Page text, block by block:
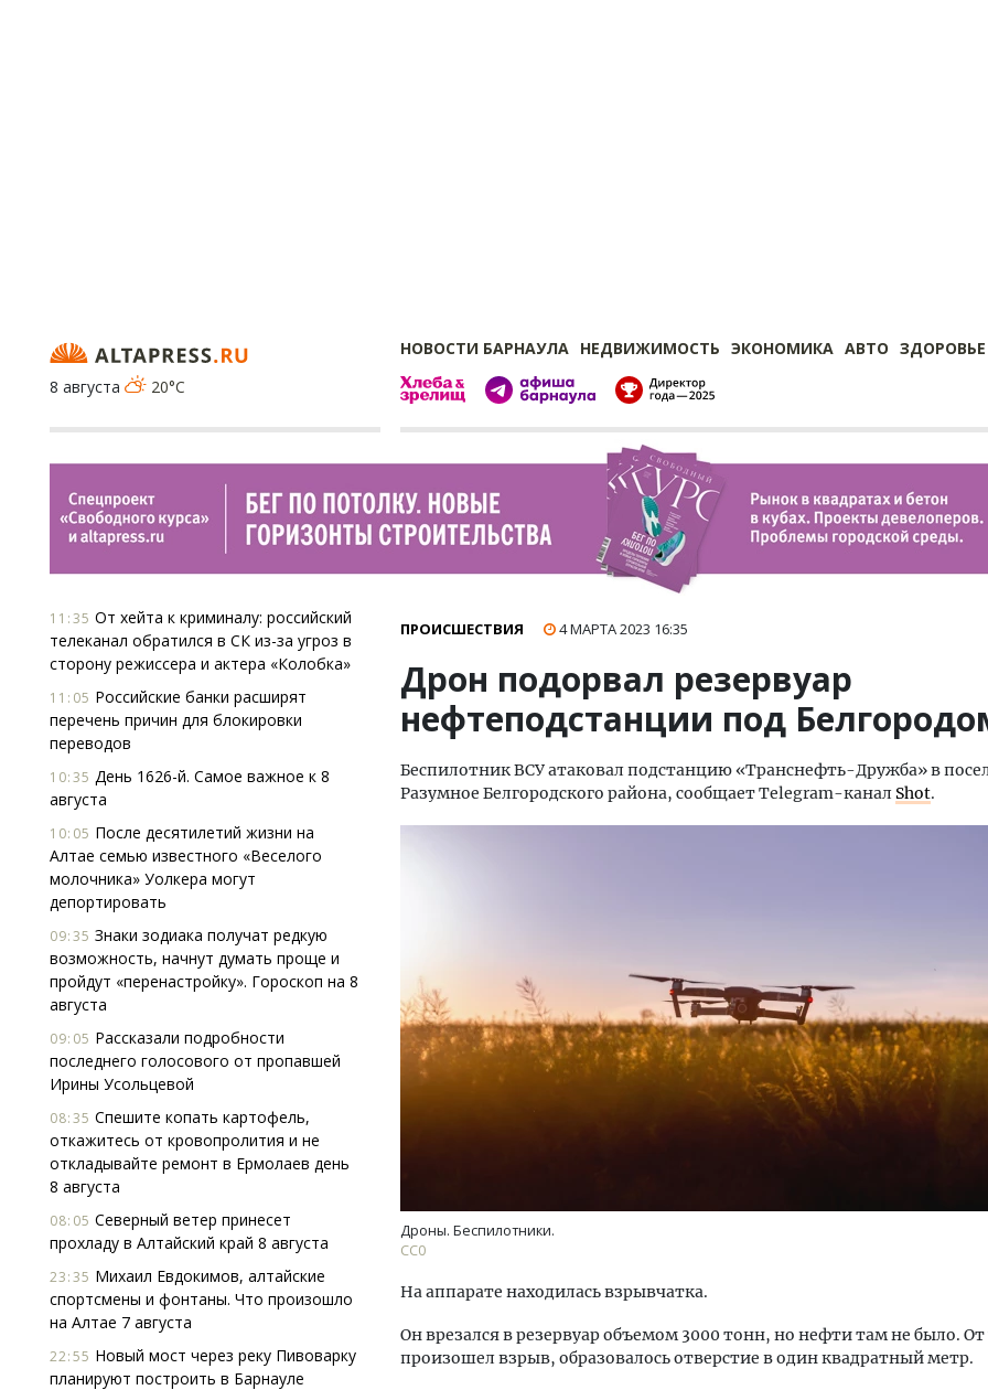
НОВОСТИ БАРНАУЛА НЕДВИЖИМОСТЬ ЭКОНОМИКА АВТО ЗДОРОВЬЕ
8 августа
20°C
11:35 От хейта к криминалу: российский
телеканал обратился в СК из-за угроз в
сторону режиссера и актера «Колобка»
11:05 Российские банки расширят
перечень причин для блокировки
переводов
10:35 День 1626-й. Самое важное к 8
августа
10:05 После десятилетий жизни на
Алтае семью известного «Веселого
молочника» Уолкера могут
депортировать
09:35 Знаки зодиака получат редкую
возможность, начнут думать проще и
пройдут «перенастройку». Гороскоп на 8
августа
09:05 Рассказали подробности
последнего голосового от пропавшей
Ирины Усольцевой
08:35 Спешите копать картофель,
откажитесь от кровопролития и не
откладывайте ремонт в Ермолаев день
8 августа
08:05 Северный ветер принесет
прохладу в Алтайский край 8 августа
23:35 Михаил Евдокимов, алтайские
спортсмены и фонтаны. Что произошло
на Алтае 7 августа
22:55 Новый мост через реку Пивоварку
планируют построить в Барнауле
ПРОИСШЕСТВИЯ 4 МАРТА 2023 16:35
Дрон подорвал резервуар
нефтеподстанции под
Беспилотник ВСУ атаковал подстанцию «Транснефть-Дружба» в
Разумное Белгородского района, сообщает Telegram-канал Shot.
Дроны. Беспилотники.
СС0
На аппарате находилась взрывчатка.
Он врезался в резервуар объемом 3000 тонн, но нефти там не было. От
произошел взрыв, образовалось отверстие в один квадратный метр.
Архитектурный код начинается с
плитами становится новым
стандартом благоустройства
СТРОИТЕЛЬСТВО
трендах в фасадах и развитии рынка